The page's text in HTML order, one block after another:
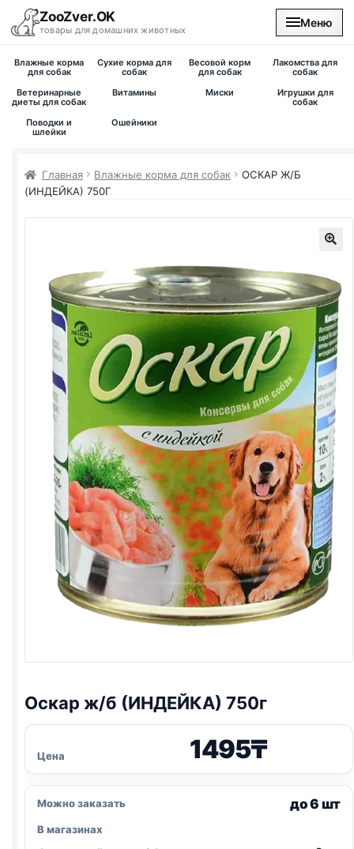
ZooZver.OK
товары для домашних животных
Меню
На главную
Вакансии
Влажные корма
для собак
Сухие корма для
собак
Весовой корм
для собак
Лакомства для
собак
Ветеринарные
диеты для собак
Витамины Миски
Игрушки для
собак
Поводки и
шлейки
Ошейники
Главная Влажные корма для собак
ОСКАР Ж/Б
(ИНДЕЙКА) 750Г
Оскар ж/б (ИНДЕЙКА) 750г
Цена 1495₸
Можно заказать до 6 шт
В магазинах